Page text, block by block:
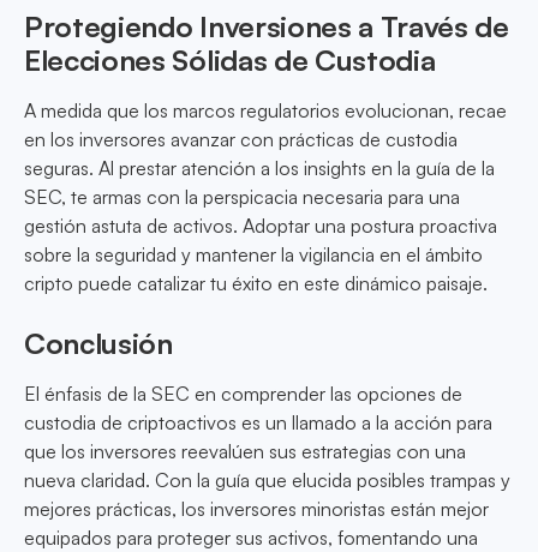
Protegiendo Inversiones a Través de
Elecciones Sólidas de Custodia
A medida que los marcos regulatorios evolucionan, recae
en los inversores avanzar con prácticas de custodia
seguras. Al prestar atención a los insights en la guía de la
SEC, te armas con la perspicacia necesaria para una
gestión astuta de activos. Adoptar una postura proactiva
sobre la seguridad y mantener la vigilancia en el ámbito
cripto puede catalizar tu éxito en este dinámico paisaje.
Conclusión
El énfasis de la SEC en comprender las opciones de
custodia de criptoactivos es un llamado a la acción para
que los inversores reevalúen sus estrategias con una
nueva claridad. Con la guía que elucida posibles trampas y
mejores prácticas, los inversores minoristas están mejor
equipados para proteger sus activos, fomentando una